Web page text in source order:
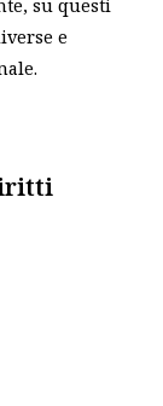
e